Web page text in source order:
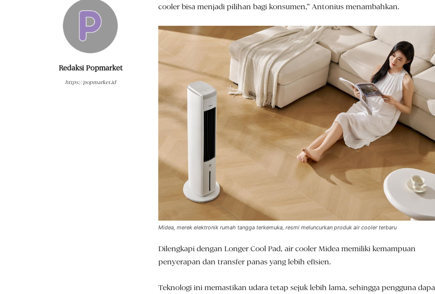
Redaksi Popmarket
https://popmarket.id
cooler bisa menjadi pilihan bagi konsumen,” Antonius menambahkan.
Midea, merek elektronik rumah tangga terkemuka, resmi meluncurkan produk air cooler terbaru
Dilengkapi dengan Longer Cool Pad, air cooler Midea memiliki kemampuan
penyerapan dan transfer panas yang lebih efisien.
Teknologi ini memastikan udara tetap sejuk lebih lama, sehingga pengguna